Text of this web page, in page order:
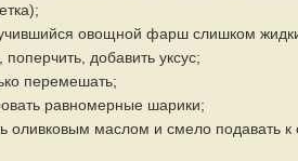
овощной фарш слишком
поперчить, добавить уксус;
перемешать;
равномерные шарики;
оливковым маслом и смело подавать к